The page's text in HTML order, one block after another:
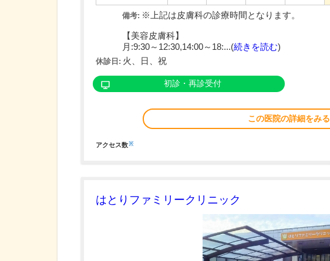
備考: ※上記は皮膚科の診療時間となります。
【美容皮膚科】
月:9:30～12:30,14:00～18:...(続きを読む)
休診日: 火、日、祝
初診・再診受付
この医院の詳細をみる
アクセス数※
はとりファミリークリニック